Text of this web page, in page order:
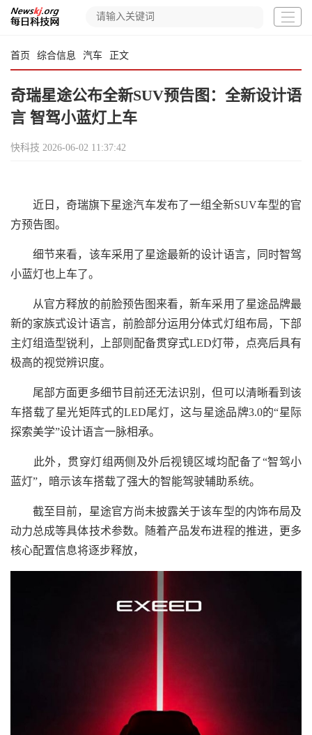
首页 综合信息 汽车 正文
奇瑞星途公布全新SUV预告图：全新设计语
言 智驾小蓝灯上车
快科技 2026-06-02 11:37:42
近日，奇瑞旗下星途汽车发布了一组全新SUV车型的官
方预告图。
细节来看，该车采用了星途最新的设计语言，同时智驾
小蓝灯也上车了。
从官方释放的前脸预告图来看，新车采用了星途品牌最
新的家族式设计语言，前脸部分运用分体式灯组布局，下部
主灯组造型锐利，上部则配备贯穿式LED灯带，点亮后具有
极高的视觉辨识度。
尾部方面更多细节目前还无法识别，但可以清晰看到该
车搭载了星光矩阵式的LED尾灯，这与星途品牌3.0的“星际
探索美学”设计语言一脉相承。
此外，贯穿灯组两侧及外后视镜区域均配备了“智驾小
蓝灯”，暗示该车搭载了强大的智能驾驶辅助系统。
截至目前，星途官方尚未披露关于该车型的内饰布局及
动力总成等具体技术参数。随着产品发布进程的推进，更多
核心配置信息将逐步释放，